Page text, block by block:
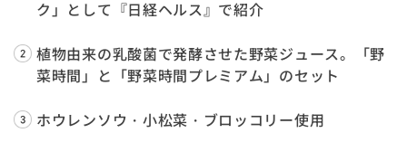
ク」として『日経ヘルス』で紹介
植物由来の乳酸菌で発酵させた野菜ジュース。「野
菜時間」と「野菜時間プレミアム」のセット
ホウレンソウ・小松菜・ブロッコリー使用